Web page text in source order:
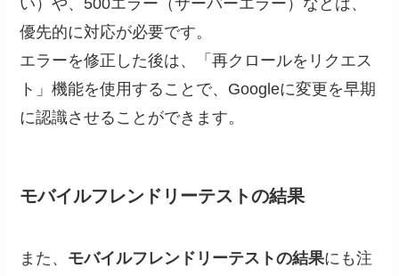
優先的に対応が必要です。
エラーを修正した後は、「再クロールをリクエス
ト」機能を使用することで、Googleに変更を早期
に認識させることができます。
モバイルフレンドリーテストの結果
また、 モバイルフレンドリーテストの結果にも注